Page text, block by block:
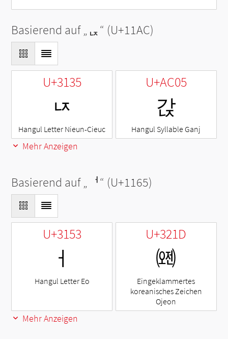
Basierend auf „ᆬ“ (U+11AC)
U+3135
ㄵ
Hangul Letter Nieun-Cieuc
U+AC05
갅
Hangul Syllable Ganj
Mehr Anzeigen
Basierend auf „ ᅥ“ (U+1165)
U+3153
ㅓ
Hangul Letter Eo
U+321D
㈝
Eingeklammertes
koreanisches Zeichen
Ojeon
Mehr Anzeigen